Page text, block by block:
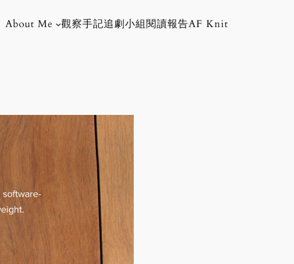
About Me 觀察手記追劇小組閱讀報告AF Knit